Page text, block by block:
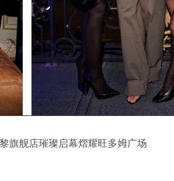
旗舰店璀璨启幕熠耀旺多姆广场